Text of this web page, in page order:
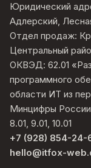
Юридический
Адлерский,
Отдел продаж:
Центральный
ОКВЭД: 62.01
программного
области ИТ из
Минцифры России
8.01, 9.01, 10.01
hello@itfox-
+7 (928) 854-24-